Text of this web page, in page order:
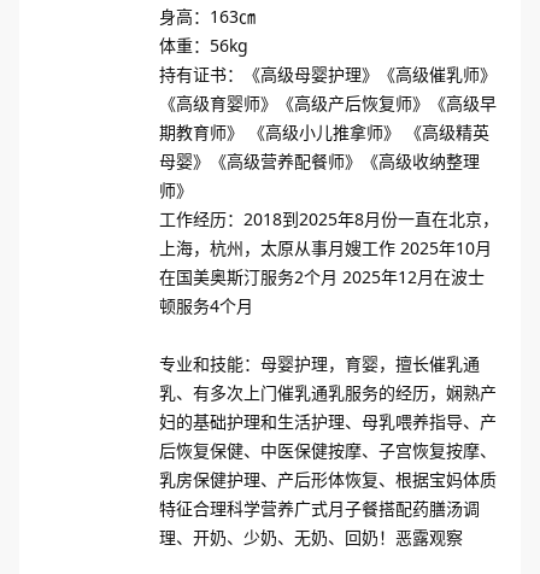
身高：163㎝
体重：56kg
持有证书：《高级母婴护理》《高级催乳师》
《高级育婴师》《高级产后恢复师》《高级早
期教育师》 《高级小儿推拿师》 《高级精英
母婴》《高级营养配餐师》《高级收纳整理
师》
工作经历：2018到2025年8月份一直在北京，
上海，杭州，太原从事月嫂工作 2025年10月
在国美奥斯汀服务2个月 2025年12月在波士
顿服务4个月
专业和技能：母婴护理，育婴，擅长催乳通
乳、有多次上门催乳通乳服务的经历，娴熟产
妇的基础护理和生活护理、母乳喂养指导、产
后恢复保健、中医保健按摩、子宫恢复按摩、
乳房保健护理、产后形体恢复、根据宝妈体质
特征合理科学营养广式月子餐搭配药膳汤调
理、开奶、少奶、无奶、回奶！恶露观察